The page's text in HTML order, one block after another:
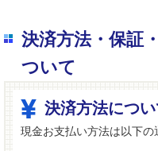
決済方法・保証
ついて
決済方法につ
現金お支払い方法は以下の